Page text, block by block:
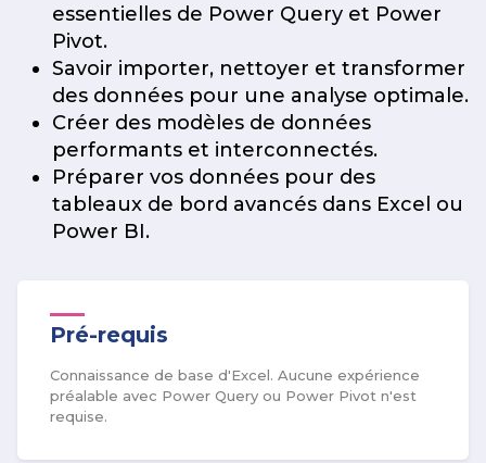
essentielles de Power Query et Power
Pivot.
Savoir importer, nettoyer et transformer
des données pour une analyse optimale.
Créer des modèles de données
performants et interconnectés.
Préparer vos données pour des
tableaux de bord avancés dans Excel ou
Power BI.
Pré-requis
Connaissance de base d'Excel. Aucune expérience
préalable avec Power Query ou Power Pivot n'est
requise.